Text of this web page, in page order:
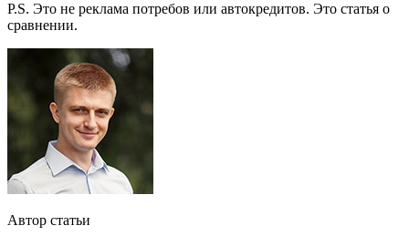
P.S. Это не реклама потребов или автокредитов. Это статья о
сравнении.
Автор статьи